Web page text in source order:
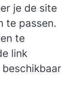
je de site
te passen.
te
link